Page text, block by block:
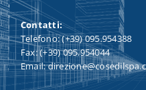
Contatti:
Telefono: (+39) 095.954388
Fax: (+39) 095.954044
Email: